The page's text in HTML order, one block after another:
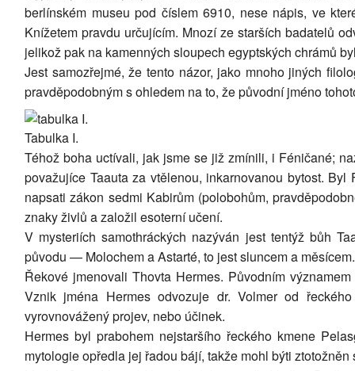
berlínském museu pod číslem 6910, nese nápis, ve
Knížetem pravdu určujícím. Mnozí ze starších badatelů
jelikož pak na kamenných sloupech egyptských chrámů
Jest samozřejmé, že tento názor, jako mnoho jiných
pravděpodobným s ohledem na to, že původní jméno
Tabulka I.
Téhož boha uctívali, jak jsme se již zmínili, i Féničané;
považujíce Taauta za vtělenou, inkarnovanou bytost.
napsati zákon sedmi Kabirům (polobohům,
znaky živlů a založil esoterní učení.
V mysteriích samothráckých nazýván jest tentýž bůh
původu — Molochem a Astarté, to jest sluncem a měsícem.
Řekové jmenovali Thovta Hermes. Původním
Vznik jména Hermes odvozuje dr. Volmer od
vyrovnovážený projev, nebo účinek.
Hermes byl prabohem nejstaršího řeckého kmene
mytologie opředla jej řadou bájí, takže mohl býti